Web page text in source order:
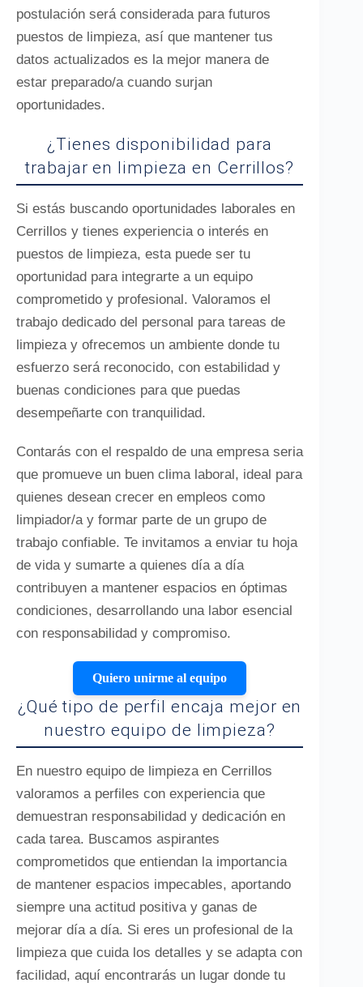
postulación será considerada para futuros
puestos de limpieza, así que mantener tus
datos actualizados es la mejor manera de
estar preparado/a cuando surjan
oportunidades.
¿Tienes disponibilidad para
trabajar en limpieza en Cerrillos?
Si estás buscando oportunidades laborales en
Cerrillos y tienes experiencia o interés en
puestos de limpieza, esta puede ser tu
oportunidad para integrarte a un equipo
comprometido y profesional. Valoramos el
trabajo dedicado del personal para tareas de
limpieza y ofrecemos un ambiente donde tu
esfuerzo será reconocido, con estabilidad y
buenas condiciones para que puedas
desempeñarte con tranquilidad.
Contarás con el respaldo de una empresa seria
que promueve un buen clima laboral, ideal para
quienes desean crecer en empleos como
limpiador/a y formar parte de un grupo de
trabajo confiable. Te invitamos a enviar tu hoja
de vida y sumarte a quienes día a día
contribuyen a mantener espacios en óptimas
condiciones, desarrollando una labor esencial
con responsabilidad y compromiso.
Quiero unirme al equipo
¿Qué tipo de perfil encaja mejor en
nuestro equipo de limpieza?
En nuestro equipo de limpieza en Cerrillos
valoramos a perfiles con experiencia que
demuestran responsabilidad y dedicación en
cada tarea. Buscamos aspirantes
comprometidos que entiendan la importancia
de mantener espacios impecables, aportando
siempre una actitud positiva y ganas de
mejorar día a día. Si eres un profesional de la
limpieza que cuida los detalles y se adapta con
facilidad, aquí encontrarás un lugar donde tu